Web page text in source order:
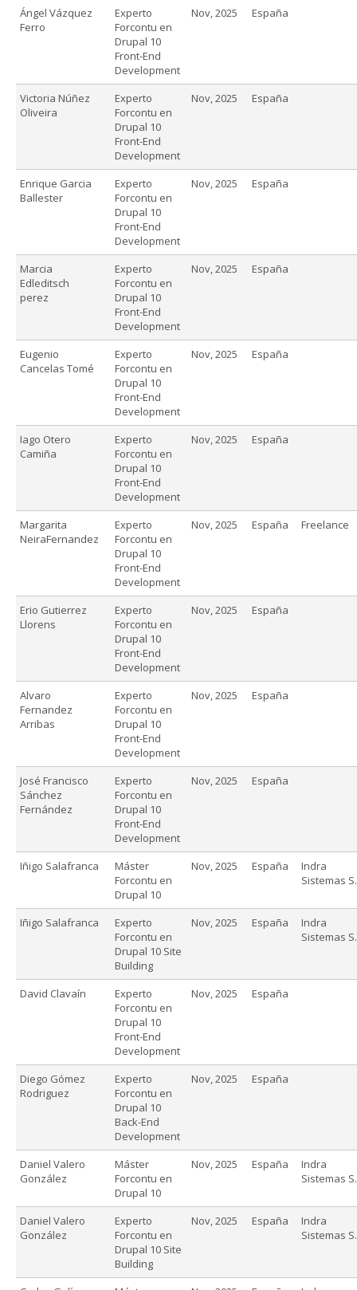
Ángel Vázquez
Ferro
Experto
Forcontu en
Drupal 10
Front-End
Development
Nov, 2025 España
Victoria Núñez
Oliveira
Experto
Forcontu en
Drupal 10
Front-End
Development
Nov, 2025 España
Enrique Garcia
Ballester
Experto
Forcontu en
Drupal 10
Front-End
Development
Nov, 2025 España
Marcia
Edleditsch
perez
Experto
Forcontu en
Drupal 10
Front-End
Development
Nov, 2025 España
Eugenio
Cancelas Tomé
Experto
Forcontu en
Drupal 10
Front-End
Development
Nov, 2025 España
Iago Otero
Camiña
Experto
Forcontu en
Drupal 10
Front-End
Development
Nov, 2025 España
Margarita
NeiraFernandez
Experto
Forcontu en
Drupal 10
Front-End
Development
Nov, 2025 España Freelance
Erio Gutierrez
Llorens
Experto
Forcontu en
Drupal 10
Front-End
Development
Nov, 2025 España
Alvaro
Fernandez
Arribas
Experto
Forcontu en
Drupal 10
Front-End
Development
Nov, 2025 España
José Francisco
Sánchez
Fernández
Experto
Forcontu en
Drupal 10
Front-End
Development
Nov, 2025 España
Iñigo Salafranca
Máster
Forcontu en
Drupal 10
Nov, 2025 España
Indra
Sistemas
Iñigo Salafranca
Experto
Forcontu en
Drupal 10 Site
Building
Nov, 2025 España
Indra
Sistemas
David Clavaín
Experto
Forcontu en
Drupal 10
Front-End
Development
Nov, 2025 España
Diego Gómez
Rodriguez
Experto
Forcontu en
Drupal 10
Back-End
Development
Nov, 2025 España
Daniel Valero
González
Máster
Forcontu en
Drupal 10
Nov, 2025 España
Indra
Sistemas
Daniel Valero
González
Experto
Forcontu en
Drupal 10 Site
Building
Nov, 2025 España
Indra
Sistemas